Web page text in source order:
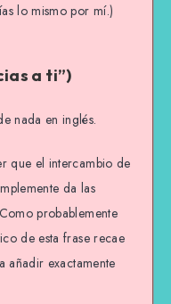
lo mismo por mí.)
a ti”)
nada en inglés.
que el intercambio de
da las
probablemente
de esta frase recae
añadir exactamente